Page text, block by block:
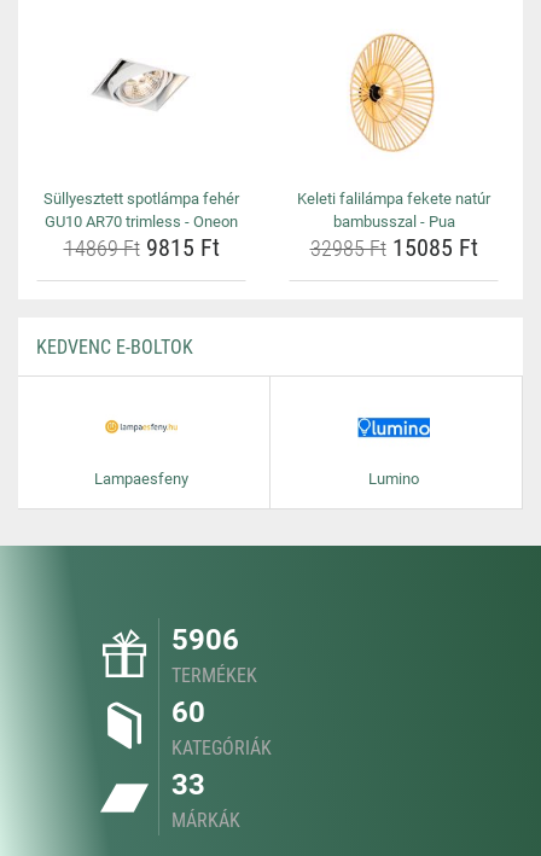
Süllyesztett spotlámpa fehér
GU10 AR70 trimless - Oneon
14869 Ft9815 Ft
Keleti falilámpa fekete natúr
bambusszal - Pua
32985 Ft15085 Ft
KEDVENC E-BOLTOK
Lampaesfeny Lumino
5906
TERMÉKEK
60
KATEGÓRIÁK
33
MÁRKÁK